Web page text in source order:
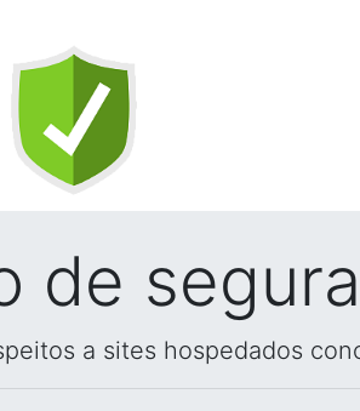
de
a sites hospedados